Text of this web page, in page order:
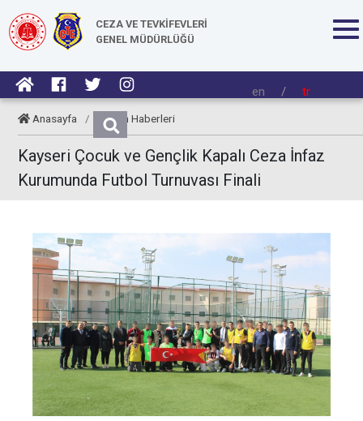
CEZA VE TEVKİFEVLERİ
GENEL MÜDÜRLÜĞÜ
en / tr
Anasayfa / Kurum Haberleri
Kayseri Çocuk ve Gençlik Kapalı Ceza İnfaz
Kurumunda Futbol Turnuvası Finali